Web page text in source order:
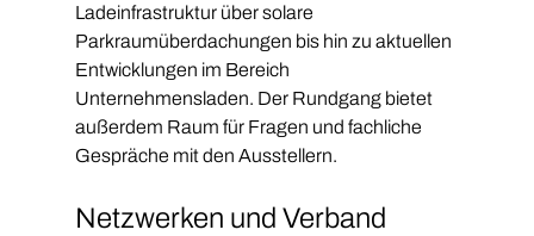
Ladeinfrastruktur über solare
Parkraumüberdachungen bis hin zu aktuellen
Entwicklungen im Bereich
Unternehmensladen. Der Rundgang bietet
außerdem Raum für Fragen und fachliche
Gespräche mit den Ausstellern.
Netzwerken und Verband